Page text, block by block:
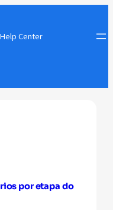
Center
por etapa do